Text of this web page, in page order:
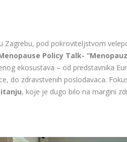
u Zagrebu, pod pokroviteljstvom
Policy Talk-
ekosustava – od predstavnika
do zdravstvenih poslodavaca.
, koje je dugo bilo na margini